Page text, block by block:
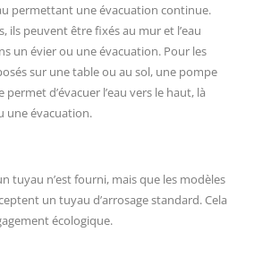
permettant une évacuation continue.
ils peuvent être fixés au mur et l’eau
un évier ou une évacuation. Pour les
sur une table ou au sol, une pompe
d’évacuer l’eau vers le haut, là
une évacuation.
tuyau n’est fourni, mais que les modèles
un tuyau d’arrosage standard. Cela
écologique.